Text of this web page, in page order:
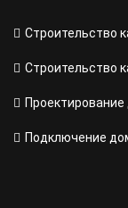
Строительство
Строительство
Подключение